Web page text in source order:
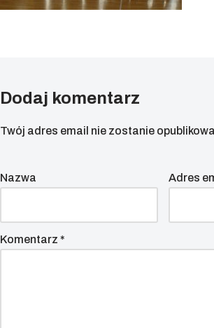
Dodaj komentarz
Twój adres email nie zostanie
Nazwa Adres
Komentarz *